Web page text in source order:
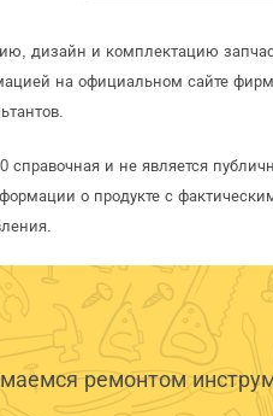
дизайн и комплектацию
на официальном сайте
и не является
о продукте с
ремонтом